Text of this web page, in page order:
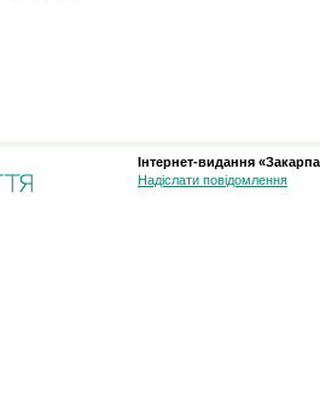
Інтернет-видання
Надіслати повідомлення